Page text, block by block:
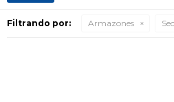
Filtrando por: Armazones